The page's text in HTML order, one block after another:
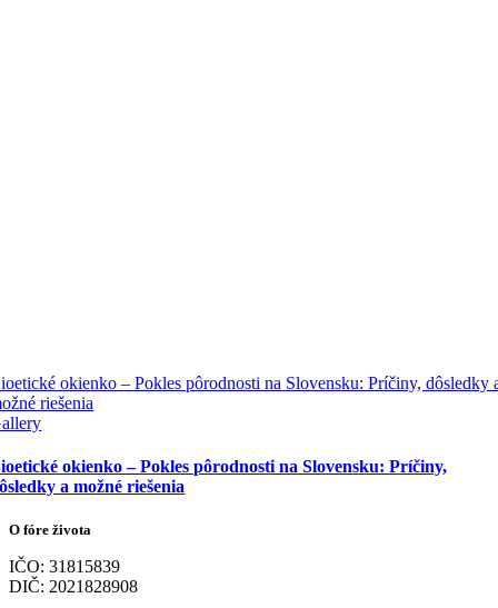
okienko – Pokles pôrodnosti na Slovensku: Príčiny, dôsledky
riešenia
okienko – Pokles pôrodnosti na Slovensku: Príčiny,
a možné riešenia
O fóre života
IČO: 31815839
DIČ: 2021828908